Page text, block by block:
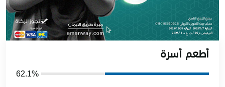
أطعم أسرة
62.1%